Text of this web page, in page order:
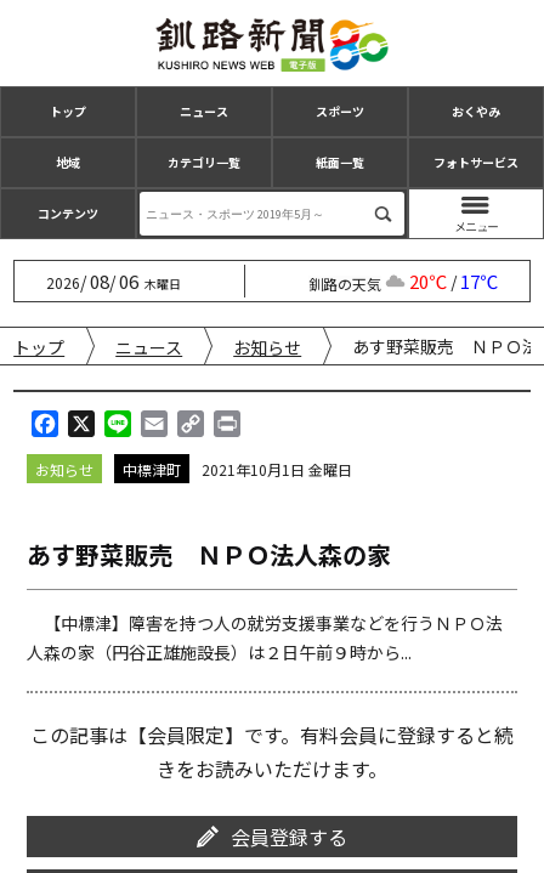
トップ ニュース スポーツ おくやみ
地域 カテゴリ一覧 紙面一覧 フォトサービス
コンテンツ
2026/08/06 木曜日 釧路の天気 20℃/17℃
トップ ニュース お知らせ あす野菜販売 ＮＰＯ法
a
c
o
o
k
i
n
m
a
p
i
n
i
お知らせ 中標津町 2021年10月1日 金曜日
あす野菜販売 ＮＰＯ法人森の家
【中標津】障害を持つ人の就労支援事業などを行うＮＰＯ法
人森の家（円谷正雄施設長）は２日午前９時から...
この記事は【会員限定】です。有料会員に登録すると続
きをお読みいただけます。
会員登録する